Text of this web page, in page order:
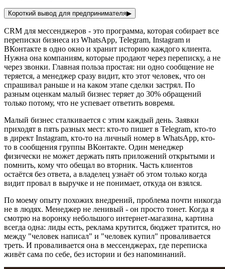
Короткий вывод для предпринимателя▶
CRM для мессенджеров - это программа, которая собирает все
переписки бизнеса из WhatsApp, Telegram, Instagram и
ВКонтакте в одно окно и хранит историю каждого клиента.
Нужна она компаниям, которые продают через переписку, а не
через звонки. Главная польза простая: ни одно сообщение не
теряется, а менеджер сразу видит, кто этот человек, что он
спрашивал раньше и на каком этапе сделки застрял. По
разным оценкам малый бизнес теряет до 30% обращений
только потому, что не успевает ответить вовремя.
Малый бизнес сталкивается с этим каждый день. Заявки
приходят в пять разных мест: кто-то пишет в Telegram, кто-то
в директ Instagram, кто-то на личный номер в WhatsApp, кто-
то в сообщения группы ВКонтакте. Один менеджер
физически не может держать пять приложений открытыми и
помнить, кому что обещал во вторник. Часть клиентов
остаётся без ответа, а владелец узнаёт об этом только когда
видит провал в выручке и не понимает, откуда он взялся.
По моему опыту похожих внедрений, проблема почти никогда
не в людях. Менеджер не ленивый - он просто тонет. Когда я
смотрю на воронку небольшого интернет-магазина, картина
всегда одна: лиды есть, реклама крутится, бюджет тратится, но
между "человек написал" и "человек купил" проваливается
треть. И проваливается она в мессенджерах, где переписка
живёт сама по себе, без истории и без напоминаний.